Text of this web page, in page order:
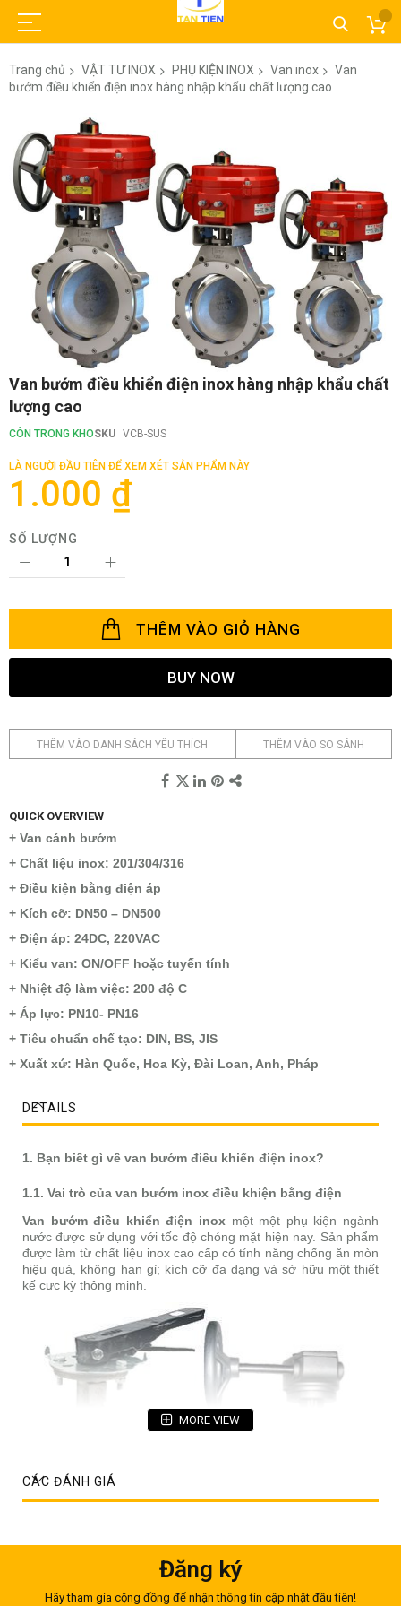
Trang chủ VẬT TƯ INOX PHỤ KIỆN INOX Van inox
Van
bướm điều khiển điện inox hàng nhập khẩu chất lượng cao
đến
phần
đầu
của
thư
viện
Chuyển
phần
đầu
của
thư
viện
hình
Van bướm điều khiển điện inox hàng nhập khẩu chất
lượng cao
CÒN TRONG KHOSKU VCB-SUS
LÀ NGƯỜI ĐẦU TIÊN ĐỂ XEM XÉT SẢN PHẨM NÀY
1.000 ₫
SỐ LƯỢNG
THÊM VÀO GIỎ HÀNG
BUY NOW
THÊM VÀO DANH SÁCH YÊU THÍCH THÊM VÀO SO SÁNH
QUICK OVERVIEW
+ Van cánh bướm
+ Chất liệu inox: 201/304/316
+ Điều kiện bằng điện áp
+ Kích cỡ: DN50 – DN500
+ Điện áp: 24DC, 220VAC
+ Kiểu van: ON/OFF hoặc tuyến tính
+ Nhiệt độ làm việc: 200 độ C
+ Áp lực: PN10- PN16
+ Tiêu chuẩn chế tạo: DIN, BS, JIS
+ Xuất xứ: Hàn Quốc, Hoa Kỳ, Đài Loan, Anh, Pháp
DETAILS
1. Bạn biết gì về van bướm điều khiển điện inox?
1.1. Vai trò của van bướm inox điều khiện bằng điện
Van bướm điều khiển điện inox một một phụ kiện ngành
nước được sử dụng với tốc độ chóng mặt hiện nay. Sản phẩm
được làm từ chất liệu inox cao cấp có tính năng chống ăn mòn
hiệu quả, không han gỉ; kích cỡ đa dạng và sở hữu một thiết
kế cực kỳ thông minh.
MORE VIEW
CÁC ĐÁNH GIÁ
Đăng ký
Hãy tham gia cộng đồng để nhận thông tin cập nhật đầu tiên!